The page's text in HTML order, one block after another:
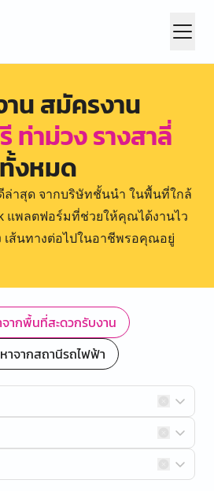
น สมัครงาน
ท่าม่วง รางสาลี่
ทั้งหมด
าสุด จากบริษัทชั้นนำ ในพื้นที่ใกล้
แพลตฟอร์มที่ช่วยให้คุณได้งานไว
เส้นทางต่อไปในอาชีพรอคุณอยู่
ากพื้นที่สะดวกรับงาน
าจากสถานีรถไฟฟ้า